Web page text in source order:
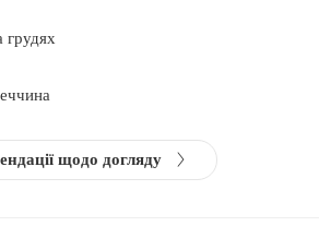
грудях
щодо догляду